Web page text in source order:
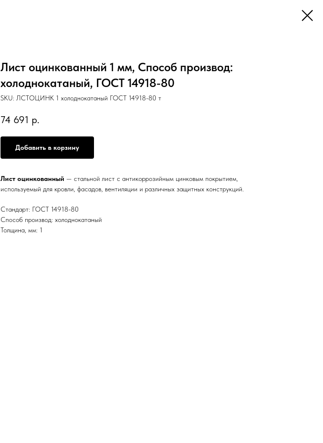
Лист оцинкованный 1 мм, Способ производ:
холоднокатаный, ГОСТ 14918-80
SKU: ЛСТОЦИНК 1 холоднокатаный ГОСТ 14918-80 т
74 691 р.
Добавить в корзину
Лист оцинкованный — стальной лист с антикоррозийным цинковым покрытием,
используемый для кровли, фасадов, вентиляции и различных защитных конструкций.
Стандарт: ГОСТ 14918-80
Способ производ: холоднокатаный
Толщина, мм: 1